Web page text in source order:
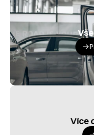
Více